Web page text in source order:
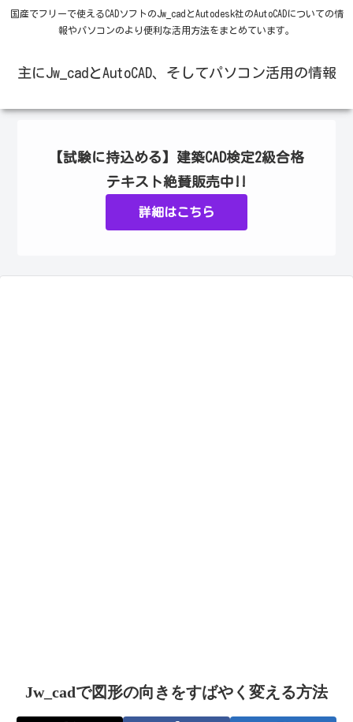
国産でフリーで使えるCADソフトのJw_cadとAutodesk社のAutoCADについての情
報やパソコンのより便利な活用方法をまとめています。
主にJw_cadとAutoCAD、そしてパソコン活用の情報
【試験に持込める】建築CAD検定2級合格
テキスト絶賛販売中!!
詳細はこちら
Jw_cadで図形の向きをすばやく変える方法